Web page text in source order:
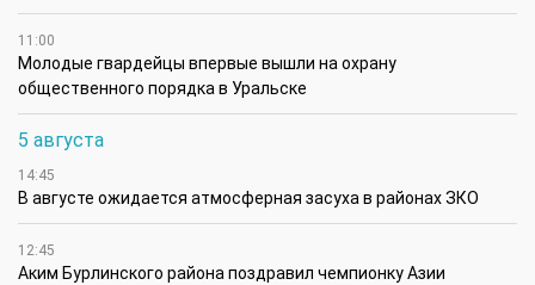
11:00
Молодые гвардейцы впервые вышли на охрану
общественного порядка в Уральске
5 августа
14:45
В августе ожидается атмосферная засуха в районах ЗКО
12:45
Аким Бурлинского района поздравил чемпионку Азии